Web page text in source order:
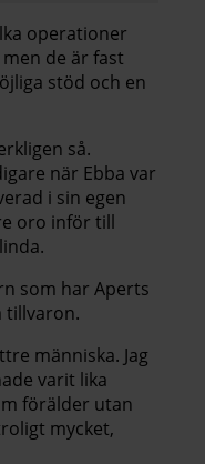
operationer
de är fast
stöd och en
så.
när Ebba var
i sin egen
oro inför till
som har Aperts
tillvaron.
människa. Jag
varit lika
förälder utan
mycket,